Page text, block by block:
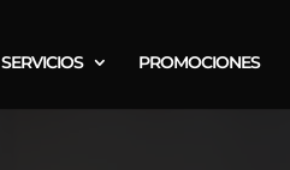
SERVICIOS PROMOCIONES